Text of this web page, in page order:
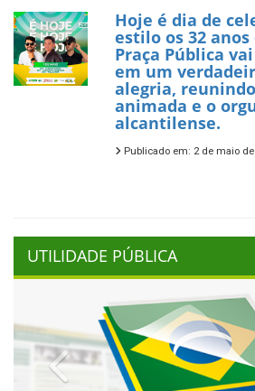
Hoje é dia de
estilo os 32
Praça Pública
em um
alegria,
animada e o
alcantilense.
Publicado em: 2 de maio de
UTILIDADE PÚBLICA
Previous